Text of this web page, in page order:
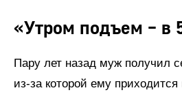
«Утром подъем – в
Пару лет назад муж получил
из-за которой ему приходится